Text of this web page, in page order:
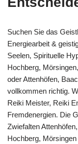
Suchen Sie das
Energiearbeit &
Seelen, Spirituelle
Hochberg,
oder Attenhöfen,
vollkommen richtig.
Reiki Meister, Reiki
Fremdenergien. Die
Zwiefalten
Hochberg,